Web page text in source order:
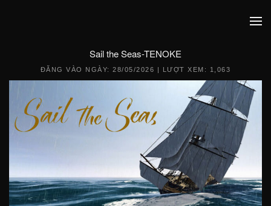
Sail the Seas-TENOKE
ĐĂNG VÀO NGÀY:28/05/2026 | LƯỢT XEM: 1,063